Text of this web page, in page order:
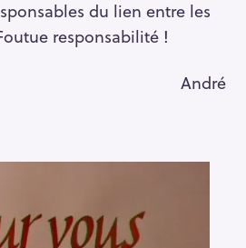
du lien entre les
responsabilité !
André